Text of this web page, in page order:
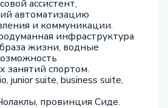
ассистент,
автоматизацию
и коммуникации.
инфраструктура
жизни, водные
занятий спортом.
junior suite, business suite,
провинция Сиде.